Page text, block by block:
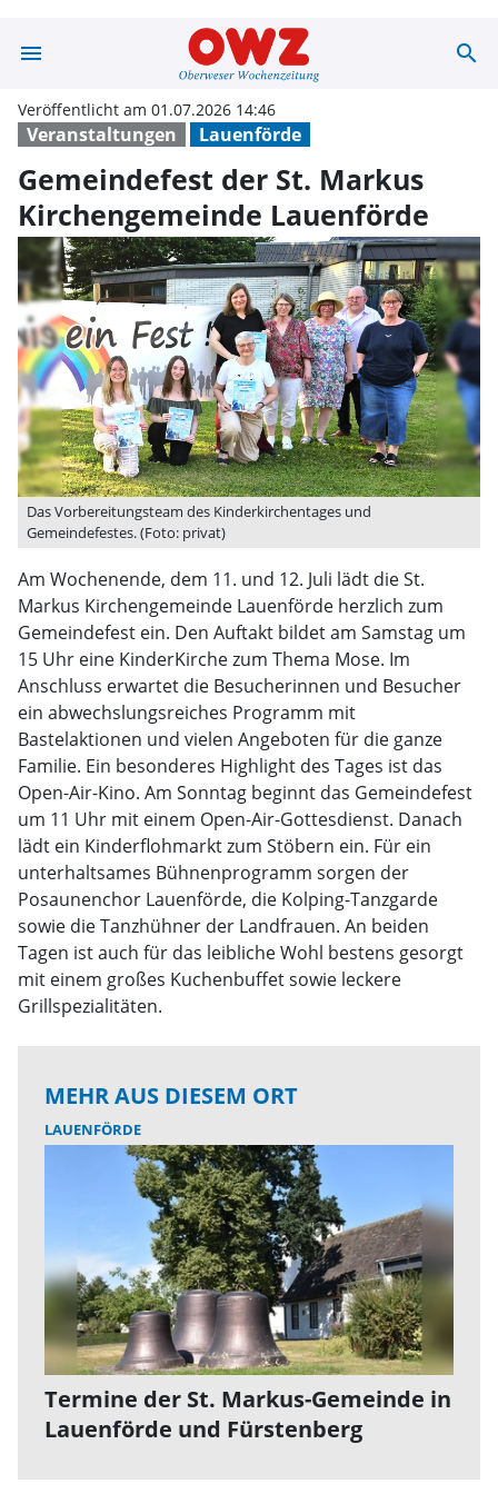
menu Gemeindefestsearch
Veranstaltungen Lauenförde
Veröffentlicht am 01.07.2026 14:46
Gemeindefest der St. Markus
Kirchengemeinde Lauenförde
Das Vorbereitungsteam des Kinderkirchentages und
Gemeindefestes. (Foto: privat)
Am Wochenende, dem 11. und 12. Juli lädt die St.
Markus Kirchengemeinde Lauenförde herzlich zum
Gemeindefest ein. Den Auftakt bildet am Samstag um
15 Uhr eine KinderKirche zum Thema Mose. Im
Anschluss erwartet die Besucherinnen und Besucher
ein abwechslungsreiches Programm mit
Bastelaktionen und vielen Angeboten für die ganze
Familie. Ein besonderes Highlight des Tages ist das
Open-Air-Kino. Am Sonntag beginnt das Gemeindefest
um 11 Uhr mit einem Open-Air-Gottesdienst. Danach
lädt ein Kinderflohmarkt zum Stöbern ein. Für ein
unterhaltsames Bühnenprogramm sorgen der
Posaunenchor Lauenförde, die Kolping-Tanzgarde
sowie die Tanzhühner der Landfrauen. An beiden
Tagen ist auch für das leibliche Wohl bestens gesorgt
mit einem großes Kuchenbuffet sowie leckere
Grillspezialitäten.
MEHR AUS DIESEM ORT
LAUENFÖRDE
Termine der St. Markus-Gemeinde in
Lauenförde und Fürstenberg